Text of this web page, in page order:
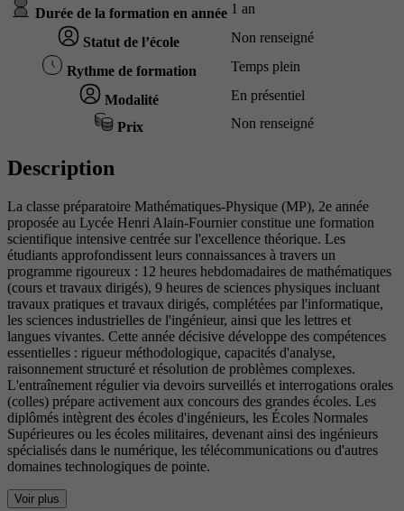
Durée de la formation en année 1 an
Statut de l’école Non renseigné
Rythme de formation Temps plein
Modalité En présentiel
Prix Non renseigné
Description
La classe préparatoire Mathématiques-Physique (MP), 2e année
proposée au Lycée Henri Alain-Fournier constitue une formation
scientifique intensive centrée sur l'excellence théorique. Les
étudiants approfondissent leurs connaissances à travers un
programme rigoureux : 12 heures hebdomadaires de mathématiques
(cours et travaux dirigés), 9 heures de sciences physiques incluant
travaux pratiques et travaux dirigés, complétées par l'informatique,
les sciences industrielles de l'ingénieur, ainsi que les lettres et
langues vivantes. Cette année décisive développe des compétences
essentielles : rigueur méthodologique, capacités d'analyse,
raisonnement structuré et résolution de problèmes complexes.
L'entraînement régulier via devoirs surveillés et interrogations orales
(colles) prépare activement aux concours des grandes écoles. Les
diplômés intègrent des écoles d'ingénieurs, les Écoles Normales
Supérieures ou les écoles militaires, devenant ainsi des ingénieurs
spécialisés dans le numérique, les télécommunications ou d'autres
domaines technologiques de pointe.
Voir plus